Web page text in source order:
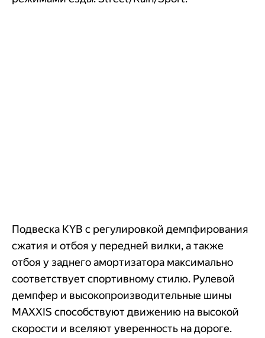
Подвеска KYB c регулировкой демпфирования
сжатия и отбоя у передней вилки, а также
отбоя у заднего амортизатора максимально
соответствует спортивному стилю. Рулевой
демпфер и высокопроизводительные шины
MAXXIS способствуют движению на высокой
скорости и вселяют уверенность на дороге.